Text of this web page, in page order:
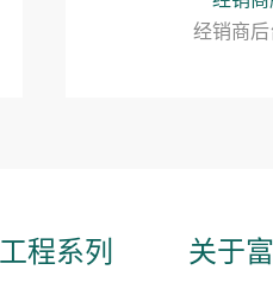
经销商
工程系列 关于